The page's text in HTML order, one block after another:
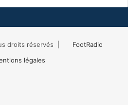
droits réservés |
FootRadio
légales